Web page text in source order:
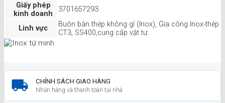
Giấy phép
kinh doanh
3701657293
Linh vực
Buôn bán thép không gỉ (Inox), Gia công Inox-thép
CT3, SS400,cung cấp vật tư.
CHÍNH SÁCH GIAO HÀNG
Nhận hàng và thanh toán tại nhà